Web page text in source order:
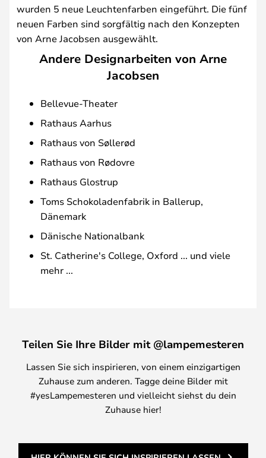
wurden 5 neue Leuchtenfarben eingeführt. Die fünf
neuen Farben sind sorgfältig nach den Konzepten
von Arne Jacobsen ausgewählt.
Andere Designarbeiten von Arne
Jacobsen
Bellevue-Theater
Rathaus Aarhus
Rathaus von Søllerød
Rathaus von Rødovre
Rathaus Glostrup
Toms Schokoladenfabrik in Ballerup,
Dänemark
Dänische Nationalbank
St. Catherine's College, Oxford ... und viele
mehr ...
Teilen Sie Ihre Bilder mit @lampemesteren
Lassen Sie sich inspirieren, von einem einzigartigen
Zuhause zum anderen. Tagge deine Bilder mit
#yesLampemesteren und vielleicht siehst du dein
Zuhause hier!